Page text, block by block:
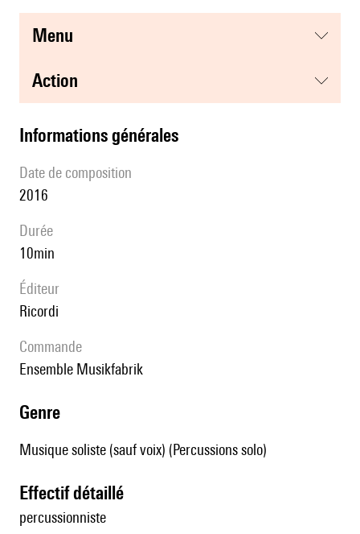
menu
action
informations générales
date de composition
2016
durée
10min
éditeur
Ricordi
Commande
Ensemble Musikfabrik
genre
Musique soliste (sauf voix) (Percussions solo)
effectif détaillé
percussionniste